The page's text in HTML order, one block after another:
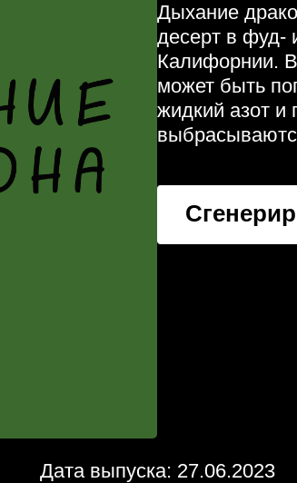
Дыхание
десерт в фуд-
Калифорнии.
может быть
жидкий азот и
Дата выпуска: 27.06.2023